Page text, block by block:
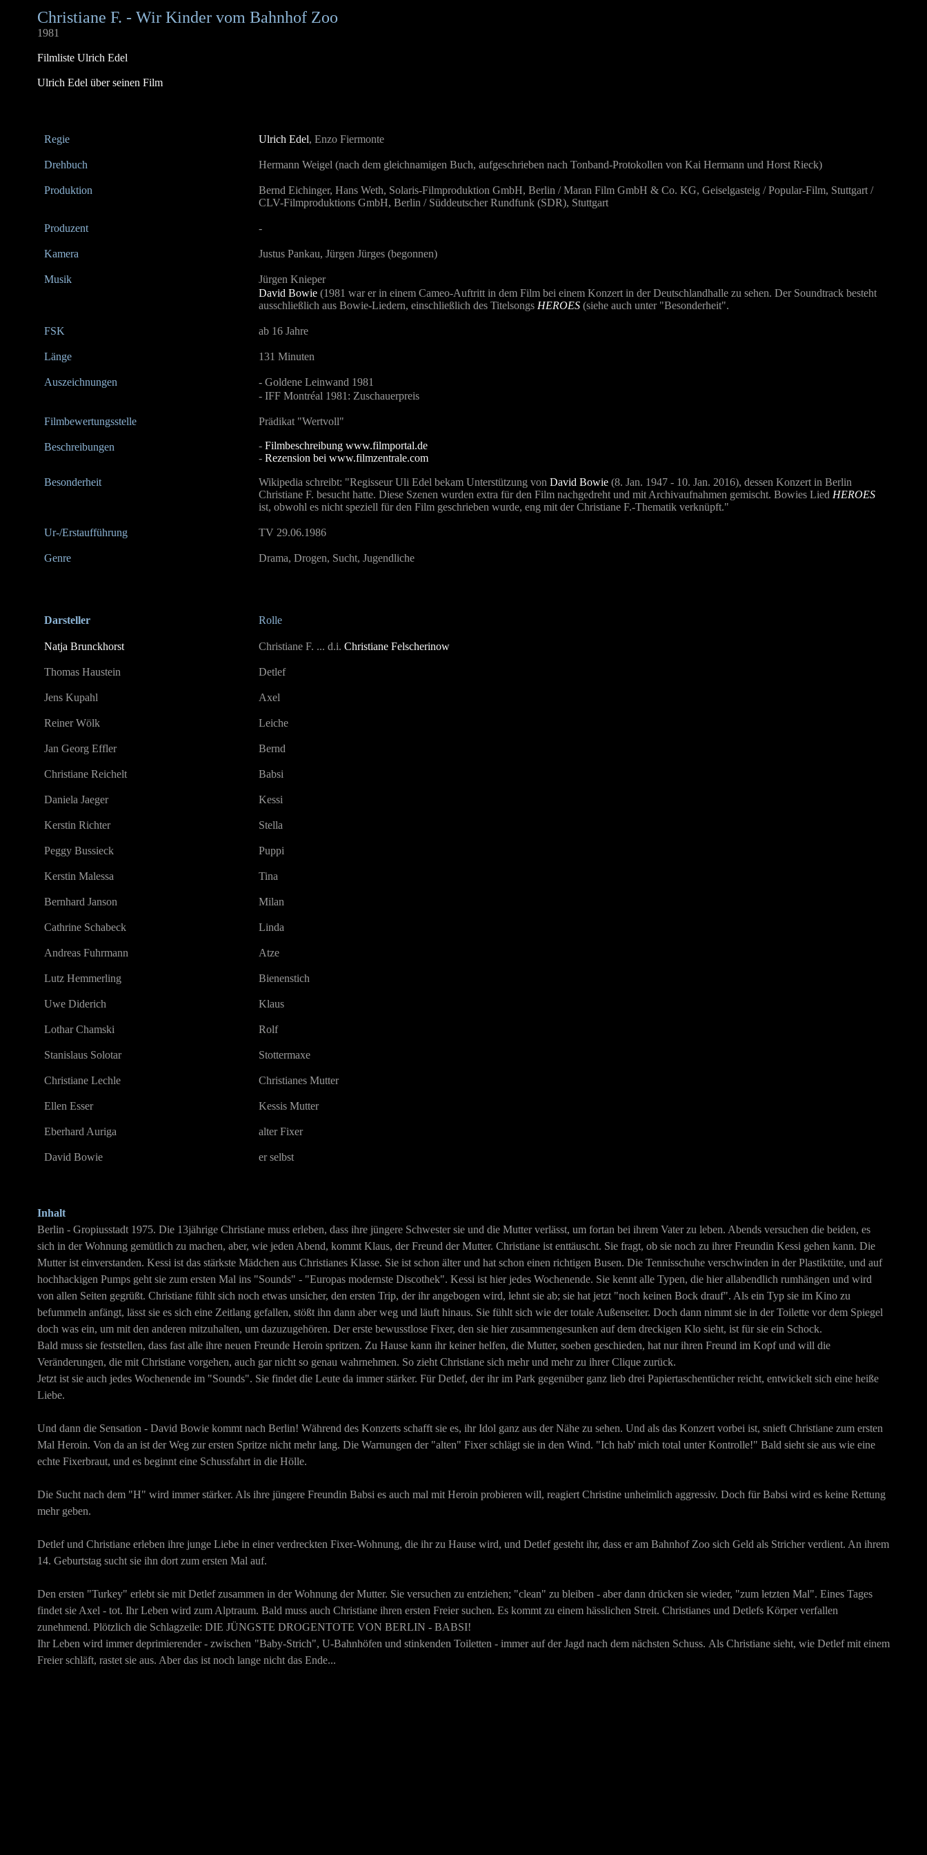
Christiane F. - Wir Kinder vom Bahnhof Zoo
1981
Filmliste Ulrich Edel
Ulrich Edel über seinen Film
Regie Ulrich Edel, Enzo Fiermonte
Drehbuch Hermann Weigel (nach dem gleichnamigen Buch, aufgeschrieben nach Tonband-Protokollen von Kai Hermann und Horst Rieck)
Produktion
Bernd Eichinger, Hans Weth, Solaris-Filmproduktion GmbH, Berlin / Maran Film GmbH & Co. KG, Geiselgasteig / Popular-Film, Stuttgart /
CLV-Filmproduktions GmbH, Berlin / Süddeutscher Rundfunk (SDR), Stuttgart
Produzent -
Kamera Justus Pankau, Jürgen Jürges (begonnen)
Musik
Jürgen Knieper
David Bowie (1981 war er in einem Cameo-Auftritt in dem Film bei einem Konzert in der Deutschlandhalle zu sehen. Der Soundtrack besteht
ausschließlich aus Bowie-Liedern, einschließlich des Titelsongs HEROES (siehe auch unter "Besonderheit".
FSK ab 16 Jahre
Länge 131 Minuten
Auszeichnungen
- Goldene Leinwand 1981
- IFF Montréal 1981: Zuschauerpreis
Filmbewertungsstelle Prädikat "Wertvoll"
Beschreibungen - Filmbeschreibung www.filmportal.de
- Rezension bei www.filmzentrale.com
Besonderheit Wikipedia schreibt: "Regisseur Uli Edel bekam Unterstützung von David Bowie (8. Jan. 1947 - 10. Jan. 2016), dessen Konzert in Berlin
Christiane F. besucht hatte. Diese Szenen wurden extra für den Film nachgedreht und mit Archivaufnahmen gemischt. Bowies Lied HEROES
ist, obwohl es nicht speziell für den Film geschrieben wurde, eng mit der Christiane F.-Thematik verknüpft."
Ur-/Erstaufführung TV 29.06.1986
Genre Drama, Drogen, Sucht, Jugendliche
Darsteller Rolle
Natja Brunckhorst Christiane F. ... d.i. Christiane Felscherinow
Thomas Haustein Detlef
Jens Kupahl Axel
Reiner Wölk Leiche
Jan Georg Effler Bernd
Christiane Reichelt Babsi
Daniela Jaeger Kessi
Kerstin Richter Stella
Peggy Bussieck Puppi
Kerstin Malessa Tina
Bernhard Janson Milan
Cathrine Schabeck Linda
Andreas Fuhrmann Atze
Lutz Hemmerling Bienenstich
Uwe Diderich Klaus
Lothar Chamski Rolf
Stanislaus Solotar Stottermaxe
Christiane Lechle Christianes Mutter
Ellen Esser Kessis Mutter
Eberhard Auriga alter Fixer
David Bowie er selbst
Inhalt
Berlin - Gropiusstadt 1975. Die 13jährige Christiane muss erleben, dass ihre jüngere Schwester sie und die Mutter verlässt, um fortan bei ihrem Vater zu leben. Abends versuchen die beiden, es
sich in der Wohnung gemütlich zu machen, aber, wie jeden Abend, kommt Klaus, der Freund der Mutter. Christiane ist enttäuscht. Sie fragt, ob sie noch zu ihrer Freundin Kessi gehen kann. Die
Mutter ist einverstanden. Kessi ist das stärkste Mädchen aus Christianes Klasse. Sie ist schon älter und hat schon einen richtigen Busen. Die Tennisschuhe verschwinden in der Plastiktüte, und auf
hochhackigen Pumps geht sie zum ersten Mal ins "Sounds" - "Europas modernste Discothek". Kessi ist hier jedes Wochenende. Sie kennt alle Typen, die hier allabendlich rumhängen und wird
von allen Seiten gegrüßt. Christiane fühlt sich noch etwas unsicher, den ersten Trip, der ihr angebogen wird, lehnt sie ab; sie hat jetzt "noch keinen Bock drauf". Als ein Typ sie im Kino zu
befummeln anfängt, lässt sie es sich eine Zeitlang gefallen, stößt ihn dann aber weg und läuft hinaus. Sie fühlt sich wie der totale Außenseiter. Doch dann nimmt sie in der Toilette vor dem Spiegel
doch was ein, um mit den anderen mitzuhalten, um dazuzugehören. Der erste bewusstlose Fixer, den sie hier zusammengesunken auf dem dreckigen Klo sieht, ist für sie ein Schock.
Bald muss sie feststellen, dass fast alle ihre neuen Freunde Heroin spritzen. Zu Hause kann ihr keiner helfen, die Mutter, soeben geschieden, hat nur ihren Freund im Kopf und will die
Veränderungen, die mit Christiane vorgehen, auch gar nicht so genau wahrnehmen. So zieht Christiane sich mehr und mehr zu ihrer Clique zurück.
Jetzt ist sie auch jedes Wochenende im "Sounds". Sie findet die Leute da immer stärker. Für Detlef, der ihr im Park gegenüber ganz lieb drei Papiertaschentücher reicht, entwickelt sich eine heiße
Liebe.
Und dann die Sensation - David Bowie kommt nach Berlin! Während des Konzerts schafft sie es, ihr Idol ganz aus der Nähe zu sehen. Und als das Konzert vorbei ist, snieft Christiane zum ersten
Mal Heroin. Von da an ist der Weg zur ersten Spritze nicht mehr lang. Die Warnungen der "alten" Fixer schlägt sie in den Wind. "Ich hab' mich total unter Kontrolle!" Bald sieht sie aus wie eine
echte Fixerbraut, und es beginnt eine Schussfahrt in die Hölle.
Die Sucht nach dem "H" wird immer stärker. Als ihre jüngere Freundin Babsi es auch mal mit Heroin probieren will, reagiert Christine unheimlich aggressiv. Doch für Babsi wird es keine Rettung
mehr geben.
Detlef und Christiane erleben ihre junge Liebe in einer verdreckten Fixer-Wohnung, die ihr zu Hause wird, und Detlef gesteht ihr, dass er am Bahnhof Zoo sich Geld als Stricher verdient. An ihrem
14. Geburtstag sucht sie ihn dort zum ersten Mal auf.
Den ersten "Turkey" erlebt sie mit Detlef zusammen in der Wohnung der Mutter. Sie versuchen zu entziehen; "clean" zu bleiben - aber dann drücken sie wieder, "zum letzten Mal". Eines Tages
findet sie Axel - tot. Ihr Leben wird zum Alptraum. Bald muss auch Christiane ihren ersten Freier suchen. Es kommt zu einem hässlichen Streit. Christianes und Detlefs Körper verfallen
zunehmend. Plötzlich die Schlagzeile: DIE JÜNGSTE DROGENTOTE VON BERLIN - BABSI!
Ihr Leben wird immer deprimierender - zwischen "Baby-Strich", U-Bahnhöfen und stinkenden Toiletten - immer auf der Jagd nach dem nächsten Schuss. Als Christiane sieht, wie Detlef mit einem
Freier schläft, rastet sie aus. Aber das ist noch lange nicht das Ende...